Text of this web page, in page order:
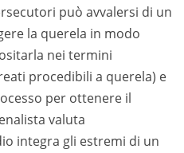
può avvalersi di un
la querela in modo
nei termini
procedibili a querela) e
per ottenere il
valuta
integra gli estremi di un